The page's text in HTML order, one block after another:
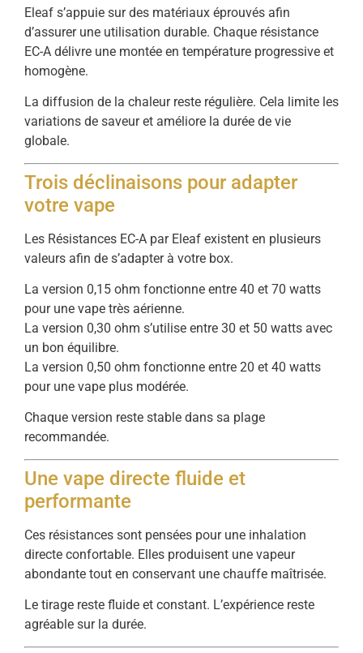
Eleaf s’appuie sur des matériaux éprouvés afin
d’assurer une utilisation durable. Chaque résistance
EC-A délivre une montée en température progressive et
homogène.
La diffusion de la chaleur reste régulière. Cela limite les
variations de saveur et améliore la durée de vie
globale.
Trois déclinaisons pour adapter
votre vape
Les Résistances EC-A par Eleaf existent en plusieurs
valeurs afin de s’adapter à votre box.
La version 0,15 ohm fonctionne entre 40 et 70 watts
pour une vape très aérienne.
La version 0,30 ohm s’utilise entre 30 et 50 watts avec
un bon équilibre.
La version 0,50 ohm fonctionne entre 20 et 40 watts
pour une vape plus modérée.
Chaque version reste stable dans sa plage
recommandée.
Une vape directe fluide et
performante
Ces résistances sont pensées pour une inhalation
directe confortable. Elles produisent une vapeur
abondante tout en conservant une chauffe maîtrisée.
Le tirage reste fluide et constant. L’expérience reste
agréable sur la durée.